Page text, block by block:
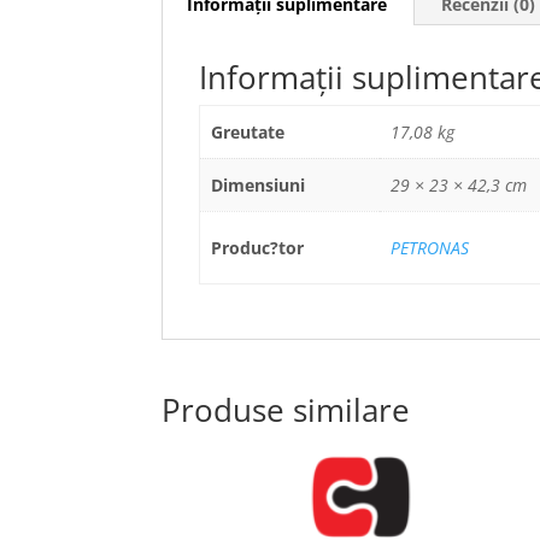
Informații
Greutate 17,08 kg
Dimensiuni 29 × 23 × 42,3 cm
Produc?tor PETRONAS
Produse similare